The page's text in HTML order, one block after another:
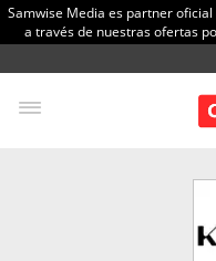
Samwise Media es partner
a través de nuestras ofertas